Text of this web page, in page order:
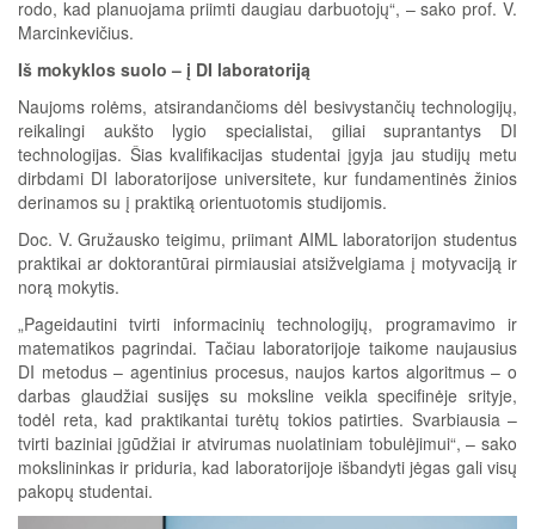
rodo, kad planuojama priimti daugiau darbuotojų“, – sako prof. V.
Marcinkevičius.
Iš mokyklos suolo – į DI laboratoriją
Naujoms rolėms, atsirandančioms dėl besivystančių technologijų,
reikalingi aukšto lygio specialistai, giliai suprantantys DI
technologijas. Šias kvalifikacijas studentai įgyja jau studijų metu
dirbdami DI laboratorijose universitete, kur fundamentinės žinios
derinamos su į praktiką orientuotomis studijomis.
Doc. V. Gružausko teigimu, priimant AIML laboratorijon studentus
praktikai ar doktorantūrai pirmiausiai atsižvelgiama į motyvaciją ir
norą mokytis.
„Pageidautini tvirti informacinių technologijų, programavimo ir
matematikos pagrindai. Tačiau laboratorijoje taikome naujausius
DI metodus – agentinius procesus, naujos kartos algoritmus – o
darbas glaudžiai susijęs su moksline veikla specifinėje srityje,
todėl reta, kad praktikantai turėtų tokios patirties. Svarbiausia –
tvirti baziniai įgūdžiai ir atvirumas nuolatiniam tobulėjimui“, – sako
mokslininkas ir priduria, kad laboratorijoje išbandyti jėgas gali visų
pakopų studentai.